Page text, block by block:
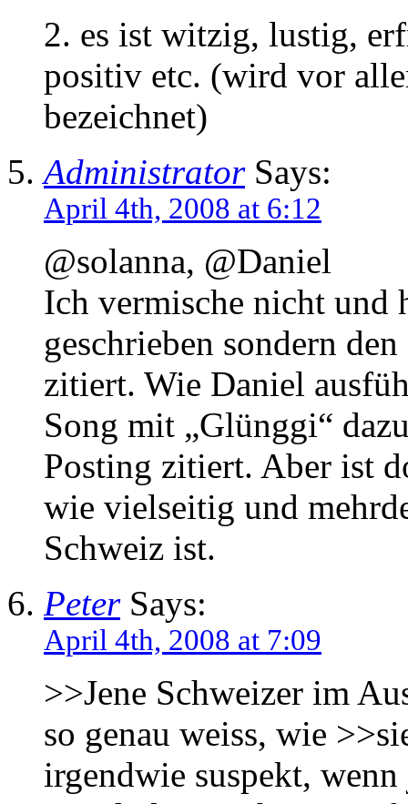
2. es ist witzig, lustig,
positiv etc. (wird vor
bezeichnet)
AdministratorSays:
April 4th, 2008 at 6:12
@solanna, @Daniel
Ich vermische nicht und
geschrieben sondern
zitiert. Wie Daniel
Song mit „Glünggi“
Posting zitiert. Aber ist
wie vielseitig und
Schweiz ist.
PeterSays:
April 4th, 2008 at 7:09
>>Jene Schweizer im
so genau weiss, wie
irgendwie suspekt,